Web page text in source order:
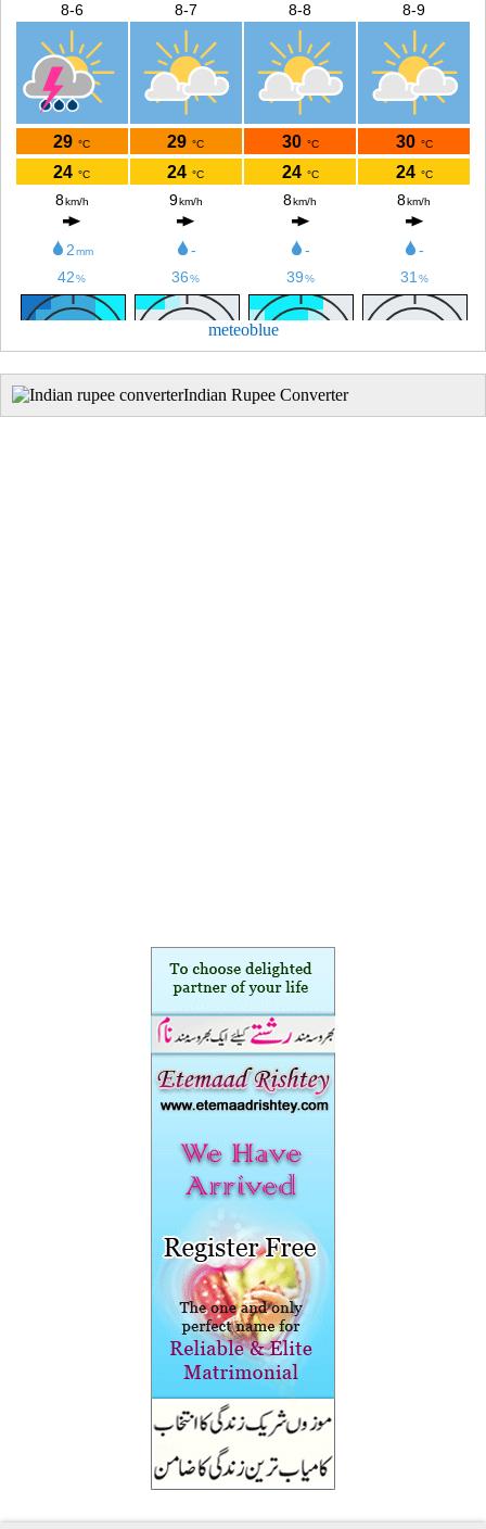
meteoblue
Indian Rupee Converter